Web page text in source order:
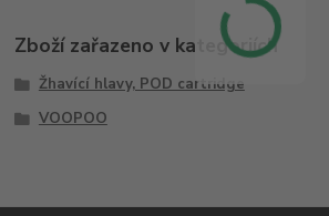
Zboží zařazeno v kategoriích
Žhavící hlavy, POD cartridge
VOOPOO